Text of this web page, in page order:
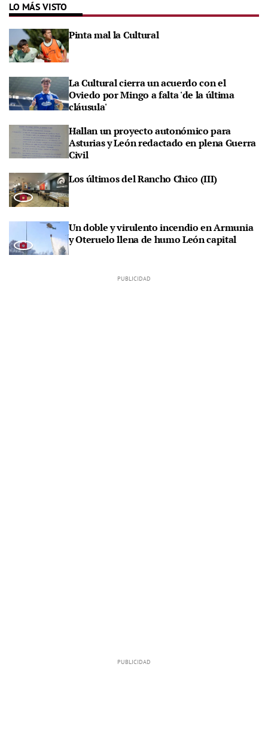
LO MÁS VISTO
Pinta mal la Cultural
La Cultural cierra un acuerdo con el
Oviedo por Mingo a falta 'de la última
cláusula'
Hallan un proyecto autonómico para
Asturias y León redactado en plena Guerra
Civil
Los últimos del Rancho Chico (III)
Un doble y virulento incendio en Armunia
y Oteruelo llena de humo León capital